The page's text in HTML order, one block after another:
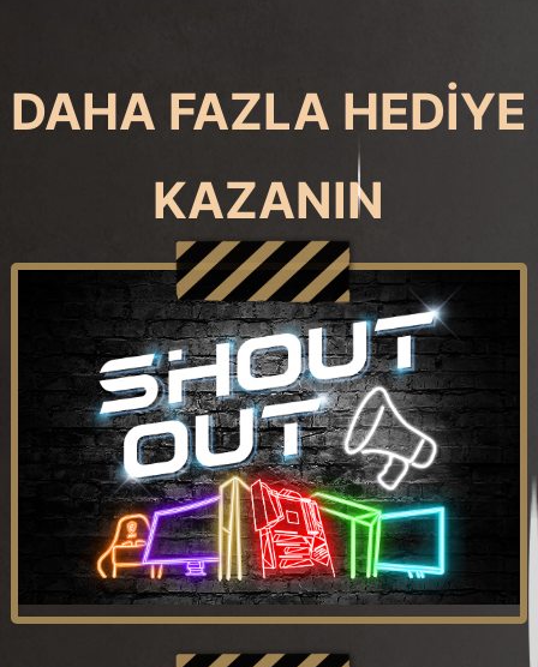
DAHA FAZLA HEDİYE
KAZANIN